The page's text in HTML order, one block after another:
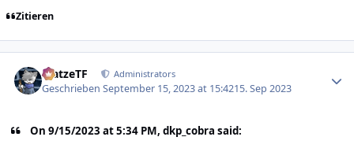
Zitieren
MatzeTF Administrators
GeschriebenSeptember 15, 2023 at 15:4215. Sep 2023
On 9/15/2023 at 5:34 PM, dkp_cobra said: